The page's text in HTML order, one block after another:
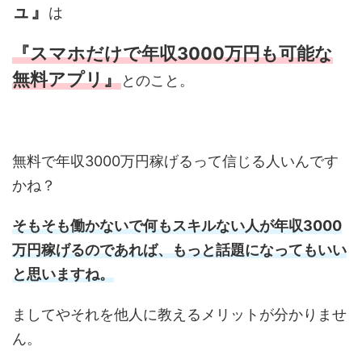
ュ』
は
『スマホだけで年収3000万円も可能な
無料アプリ』とのこと。
無料で年収3000万円稼げるって信じる人いんです
かね？
そもそも働かないで何もスキルない人が年収3000
万円稼げるのであれば、もっと話題になってもいい
と思いますね。
ましてやそれを他人に教えるメリットが分かりませ
ん。